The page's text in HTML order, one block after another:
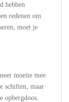
hebben
redenen om
moet je
moeite mee.
schiften, maar
opbergdoos.